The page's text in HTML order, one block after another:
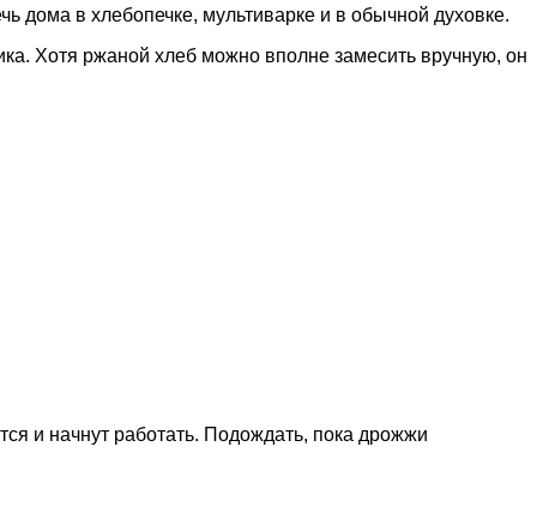
в хлебопечке, мультиварке и в обычной духовке.
Хотя ржаной хлеб можно вполне замесить вручную, он
и начнут работать. Подождать, пока дрожжи